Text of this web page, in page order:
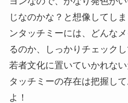
じなのかな？と想像してし
ンタッチミーには、どんな
るのか、しっかりチェック
若者文化に置いていかれな
タッチミーの存在は把握し
よ！